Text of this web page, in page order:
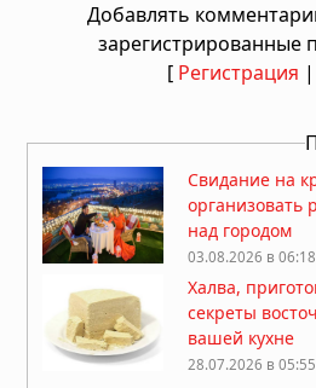
Добавлять
зарегистрированные
[ Регистрация |
Свидание на
организовать
над городом
03.08.2026 в 06:18
Халва,
секреты
вашей кухне
28.07.2026 в 05:55